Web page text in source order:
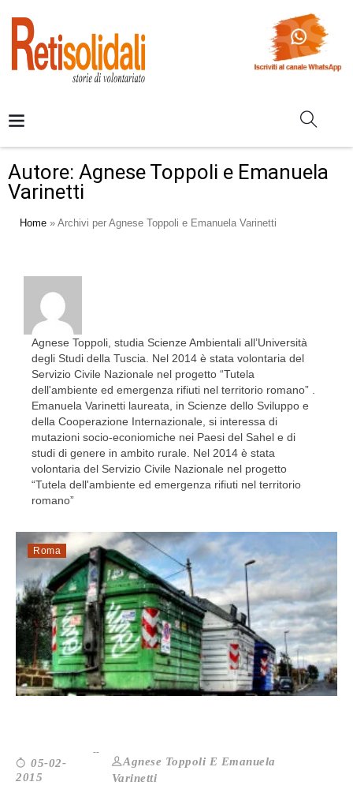
Autore: Agnese Toppoli e Emanuela
Varinetti
Home » Archivi per Agnese Toppoli e Emanuela Varinetti
Agnese Toppoli, studia Scienze Ambientali all’Università
degli Studi della Tuscia. Nel 2014 è stata volontaria del
Servizio Civile Nazionale nel progetto “Tutela
dell'ambiente ed emergenza rifiuti nel territorio romano” .
Emanuela Varinetti laureata, in Scienze dello Sviluppo e
della Cooperazione Internazionale, si interessa di
mutazioni socio-econiomiche nei Paesi del Sahel e di
studi di genere in ambito rurale. Nel 2014 è stata
volontaria del Servizio Civile Nazionale nel progetto
“Tutela dell'ambiente ed emergenza rifiuti nel territorio
romano”
Roma
Raccolta differenziata: i commerciant...
05-02-
2015
Agnese Toppoli E Emanuela
Varinetti